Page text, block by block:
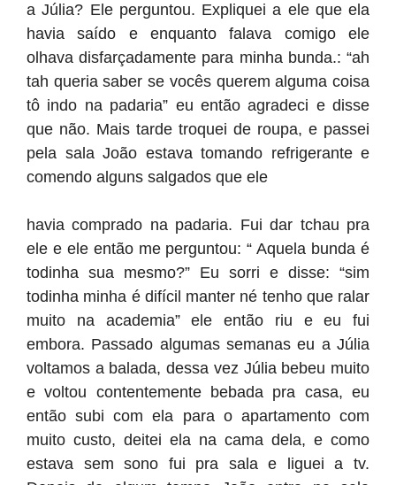
a Júlia? Ele perguntou. Expliquei a ele que ela
havia saído e enquanto falava comigo ele
olhava disfarçadamente para minha bunda.: “ah
tah queria saber se vocês querem alguma coisa
tô indo na padaria” eu então agradeci e disse
que não. Mais tarde troquei de roupa, e passei
pela sala João estava tomando refrigerante e
comendo alguns salgados que ele
havia comprado na padaria. Fui dar tchau pra
ele e ele então me perguntou: “ Aquela bunda é
todinha sua mesmo?” Eu sorri e disse: “sim
todinha minha é difícil manter né tenho que ralar
muito na academia” ele então riu e eu fui
embora. Passado algumas semanas eu a Júlia
voltamos a balada, dessa vez Júlia bebeu muito
e voltou contentemente bebada pra casa, eu
então subi com ela para o apartamento com
muito custo, deitei ela na cama dela, e como
estava sem sono fui pra sala e liguei a tv.